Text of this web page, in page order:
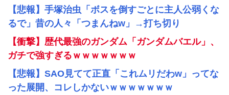
【悲報】手塚治虫「ボスを倒すごとに主人公弱くな
るで」昔の人々「つまんねw」→打ち切り
【衝撃】歴代最強のガンダム「ガンダムバエル」、
ガチで強すぎるｗｗｗｗｗｗｗ
【悲報】SAO見てて正直「これムリだわw」ってな
った展開、コレしかないｗｗｗｗｗｗｗ